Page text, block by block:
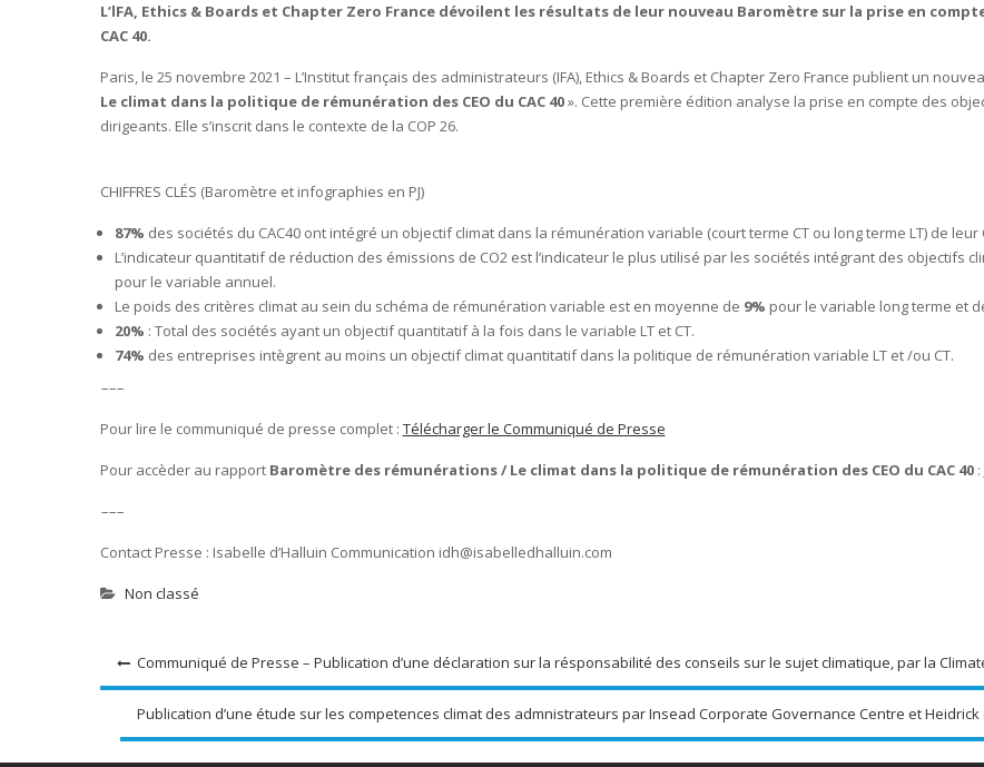
L’lFA, Ethics & Boards et Chapter Zero France dévoilent les résultats de leur nouveau Baromètre sur la prise en
CAC 40.
Paris, le 25 novembre 2021 – L’Institut français des administrateurs (IFA), Ethics & Boards et Chapter Zero France publient un
Le climat dans la politique de rémunération des CEO du CAC 40». Cette première édition analyse la prise en compte des
dirigeants. Elle s’inscrit dans le contexte de la COP 26.
CHIFFRES CLÉS (Baromètre et infographies en PJ)
87% des sociétés du CAC40 ont intégré un objectif climat dans la rémunération variable (court terme CT ou long terme LT) de leur
L’indicateur quantitatif de réduction des émissions de CO2 est l’indicateur le plus utilisé par les sociétés intégrant des objectifs
pour le variable annuel.
Le poids des critères climat au sein du schéma de rémunération variable est en moyenne de 9% pour le variable long terme et
20% : Total des sociétés ayant un objectif quantitatif à la fois dans le variable LT et CT.
74% des entreprises intègrent au moins un objectif climat quantitatif dans la politique de rémunération variable LT et /ou CT.
–––
Pour lire le communiqué de presse complet : Télécharger le Communiqué de Presse
Pour accèder au rapport Baromètre des rémunérations / Le climat dans la politique de rémunération des CEO du CAC 40:
–––
Contact Presse : Isabelle d’Halluin Communication idh@isabelledhalluin.com
Non classé
Navigation
de
l’article
Communiqué de Presse – Publication d’une déclaration sur la résponsabilité des conseils sur le sujet climatique, par la
Publication d’une étude sur les competences climat des admnistrateurs par Insead Corporate Governance Centre et